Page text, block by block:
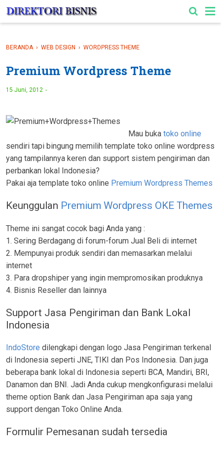
-->
BERANDA › WEB DESIGN › WORDPRESS THEME
Premium Wordpress Theme
15 Juni, 2012
Mau buka toko online
sendiri tapi bingung memilih template toko online wordpress
yang tampilannya keren dan support sistem pengiriman dan
perbankan lokal Indonesia?
Pakai aja template toko online Premium Wordpress Themes
Keunggulan Premium Wordpress OKE Themes
Theme ini sangat cocok bagi Anda yang :
1. Sering Berdagang di forum-forum Jual Beli di internet
2. Mempunyai produk sendiri dan memasarkan melalui
internet
3. Para dropshiper yang ingin mempromosikan produknya
4. Bisnis Reseller dan lainnya
Support Jasa Pengiriman dan Bank Lokal
Indonesia
IndoStore dilengkapi dengan logo Jasa Pengiriman terkenal
di Indonesia seperti JNE, TIKI dan Pos Indonesia. Dan juga
beberapa bank lokal di Indonesia seperti BCA, Mandiri, BRI,
Danamon dan BNI. Jadi Anda cukup mengkonfigurasi melalui
theme option Bank dan Jasa Pengiriman apa saja yang
support dengan Toko Online Anda.
Formulir Pemesanan sudah tersedia